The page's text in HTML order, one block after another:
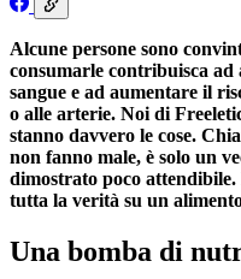
Alcune persone sono
consumarle contribuisca ad
sangue e ad aumentare il
o alle arterie. Noi di
stanno davvero le cose.
non fanno male, è solo un
dimostrato poco
tutta la verità su un
Una bomba di